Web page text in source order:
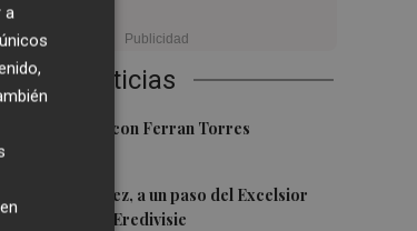
Noticias
Foios se vuelca con Ferran Torres
Mario Domínguez, a un paso del Excelsior
Róterdam de la Eredivisie
a